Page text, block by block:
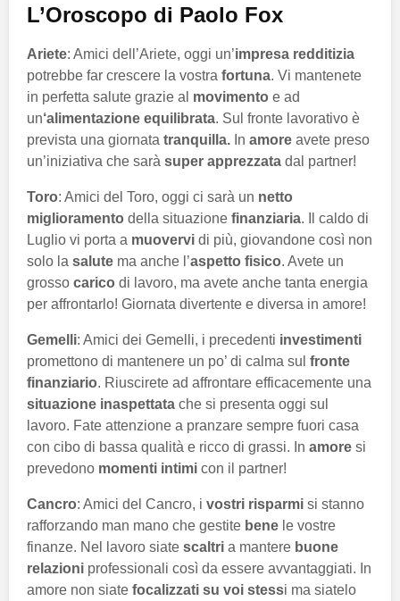
L’Oroscopo di Paolo Fox
Ariete: Amici dell’Ariete, oggi un’impresa redditizia
potrebbe far crescere la vostra fortuna. Vi mantenete
in perfetta salute grazie al movimento e ad
un‘alimentazione equilibrata. Sul fronte lavorativo è
prevista una giornata tranquilla. In amore avete preso
un’iniziativa che sarà super apprezzata dal partner!
Toro: Amici del Toro, oggi ci sarà un netto
miglioramento della situazione finanziaria. Il caldo di
Luglio vi porta a muovervi di più, giovandone così non
solo la salute ma anche l’aspetto fisico. Avete un
grosso carico di lavoro, ma avete anche tanta energia
per affrontarlo! Giornata divertente e diversa in amore!
Gemelli: Amici dei Gemelli, i precedenti investimenti
promettono di mantenere un po’ di calma sul fronte
finanziario. Riuscirete ad affrontare efficacemente una
situazione inaspettata che si presenta oggi sul
lavoro. Fate attenzione a pranzare sempre fuori casa
con cibo di bassa qualità e ricco di grassi. In amore si
prevedono momenti intimi con il partner!
Cancro: Amici del Cancro, i vostri risparmi si stanno
rafforzando man mano che gestite bene le vostre
finanze. Nel lavoro siate scaltri a mantere buone
relazioni professionali così da essere avvantaggiati. In
amore non siate focalizzati su voi stessi ma siatelo